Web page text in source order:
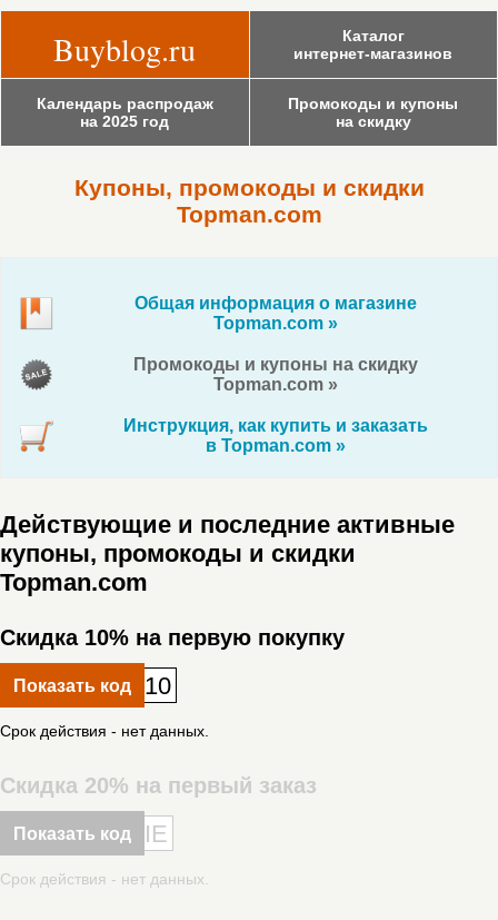
Buyblog.ru
Каталог
интернет-магазинов
Календарь распродаж
на 2025 год
Промокоды и купоны
на скидку
Купоны, промокоды и скидки
Topman.com
Общая информация о магазине
Topman.com »
Промокоды и купоны на скидку
Topman.com »
Инструкция, как купить и заказать
в Topman.com »
Действующие и последние активные
купоны, промокоды и скидки
Topman.com
Скидка 10% на первую покупку
Показать код 10
Срок действия - нет данных.
Скидка 20% на первый заказ
Показать код IE
Срок действия - нет данных.